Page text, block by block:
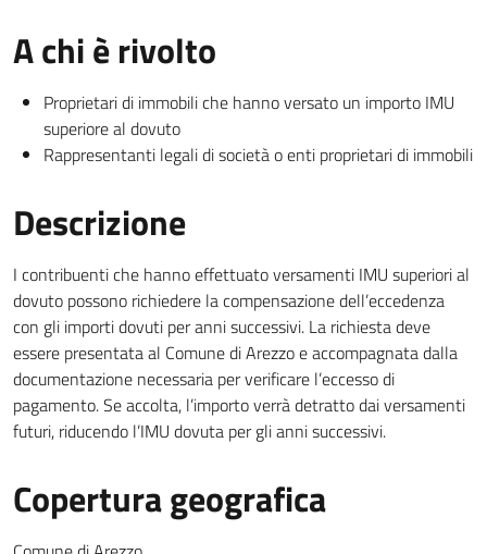
A chi è rivolto
Proprietari di immobili che hanno versato un importo IMU
superiore al dovuto
Rappresentanti legali di società o enti proprietari di immobili
Descrizione
I contribuenti che hanno effettuato versamenti IMU superiori al
dovuto possono richiedere la compensazione dell’eccedenza
con gli importi dovuti per anni successivi. La richiesta deve
essere presentata al Comune di Arezzo e accompagnata dalla
documentazione necessaria per verificare l’eccesso di
pagamento. Se accolta, l’importo verrà detratto dai versamenti
futuri, riducendo l’IMU dovuta per gli anni successivi.
Copertura geografica